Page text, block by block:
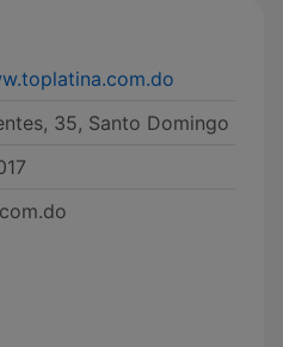
35, Santo Domingo